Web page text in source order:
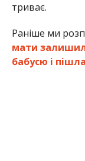
триває.
Раніше ми
мати
бабусю і